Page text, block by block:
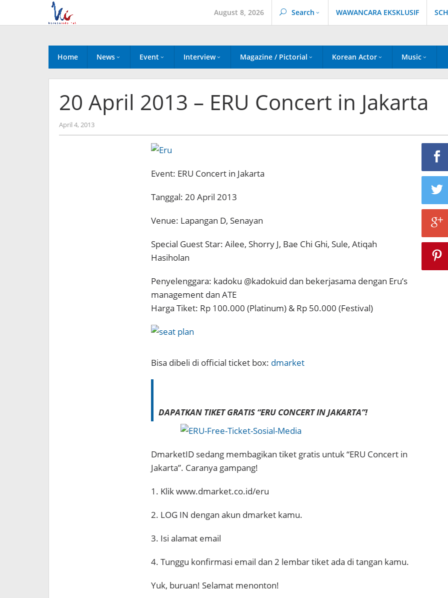
content
August 8, 2026 Search WAWANCARA EKSKLUSIF
Home News Event Interview Magazine / Pictorial Korean Actor Music
20 April 2013 – ERU Concert in Jakarta
April 4, 2013by
Koreanindo
Event: ERU Concert in Jakarta
Tanggal: 20 April 2013
Venue: Lapangan D, Senayan
Special Guest Star: Ailee, Shorry J, Bae Chi Ghi, Sule, Atiqah
Hasiholan
Penyelenggara: kadoku @kadokuid dan bekerjasama dengan Eru’s
management dan ATE
Harga Tiket: Rp 100.000 (Platinum) & Rp 50.000 (Festival)
Bisa dibeli di official ticket box: dmarket
DAPATKAN TIKET GRATIS “ERU CONCERT IN JAKARTA”!
DmarketID sedang membagikan tiket gratis untuk “ERU Concert in
Jakarta”. Caranya gampang!
1. Klik www.dmarket.co.id/eru
2. LOG IN dengan akun dmarket kamu.
3. Isi alamat email
4. Tunggu konfirmasi email dan 2 lembar tiket ada di tangan kamu.
Yuk, buruan! Selamat menonton!